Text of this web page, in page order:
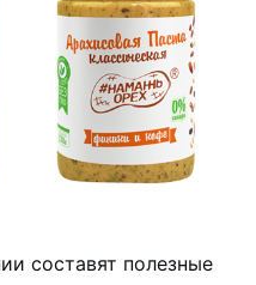
составят полезные